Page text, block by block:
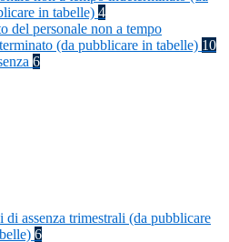
in tabelle) 4
del personale non a tempo
(da pubblicare in tabelle) 10
6
di assenza trimestrali (da pubblicare
6